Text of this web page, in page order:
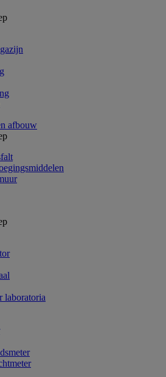
afbouw
laboratoria